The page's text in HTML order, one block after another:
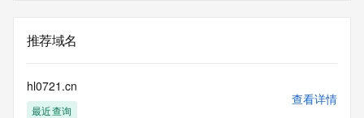
推荐域名
hl0721.cn
最近查询
查看详情